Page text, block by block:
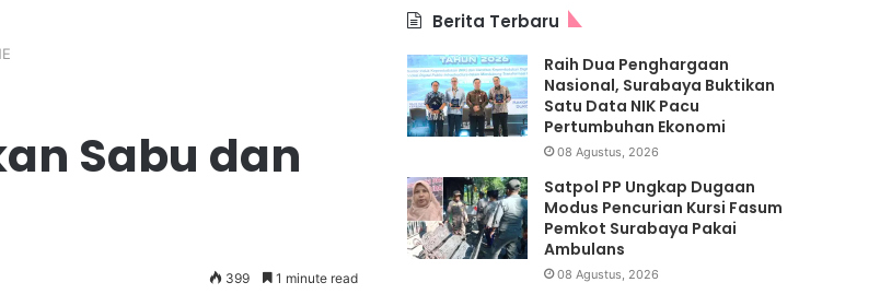
skin
Sabu dan
399 1 minute read
Berita Terbaru
Raih Dua Penghargaan
Nasional, Surabaya Buktikan
Satu Data NIK Pacu
Pertumbuhan Ekonomi
08 Agustus, 2026
Satpol PP Ungkap Dugaan
Modus Pencurian Kursi Fasum
Pemkot Surabaya Pakai
Ambulans
08 Agustus, 2026